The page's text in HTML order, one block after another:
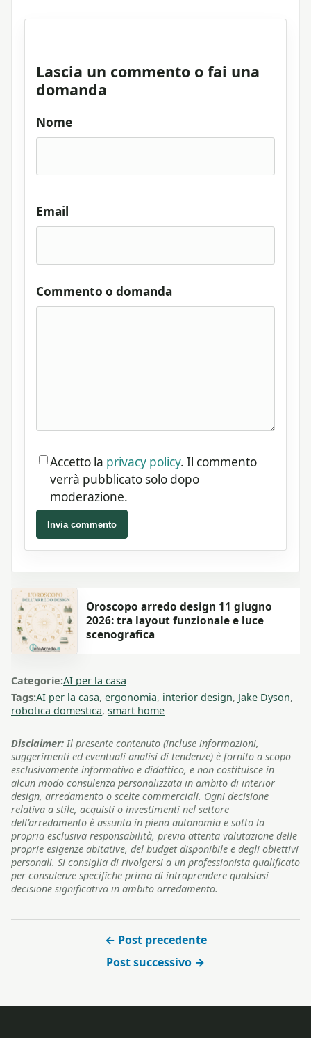
Lascia un commento o fai una
domanda
Nome
Email
Commento o domanda
Accetto la privacy policy. Il commento
verrà pubblicato solo dopo
moderazione.
Invia commento
Oroscopo arredo design 11 giugno
2026: tra layout funzionale e luce
scenografica
Categorie:AI per la casa
Tags:AI per la casa, ergonomia, interior design, Jake Dyson,
robotica domestica, smart home
Disclaimer: Il presente contenuto (incluse informazioni,
suggerimenti ed eventuali analisi di tendenze) è fornito a scopo
esclusivamente informativo e didattico, e non costituisce in
alcun modo consulenza personalizzata in ambito di interior
design, arredamento o scelte commerciali. Ogni decisione
relativa a stile, acquisti o investimenti nel settore
dell’arredamento è assunta in piena autonomia e sotto la
propria esclusiva responsabilità, previa attenta valutazione delle
proprie esigenze abitative, del budget disponibile e degli obiettivi
personali. Si consiglia di rivolgersi a un professionista qualificato
per consulenze specifiche prima di intraprendere qualsiasi
decisione significativa in ambito arredamento.
← Post precedente
Post successivo →